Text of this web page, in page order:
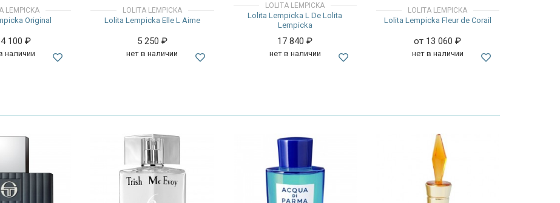
LEMPICKA
Original
100 ₽
наличии
LOLITA LEMPICKA
Lolita Lempicka Elle L Aime
5 250 ₽
нет в наличии
LOLITA LEMPICKA
Lolita Lempicka L De Lolita
Lempicka
17 840₽
нет в наличии
LOLITA LEMPICKA
Lolita Lempicka Fleur de Corail
от 13 060₽
нет в наличии